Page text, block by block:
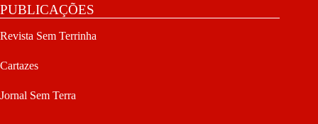
PUBLICAÇÕES
Revista Sem Terrinha
Cartazes
Jornal Sem Terra